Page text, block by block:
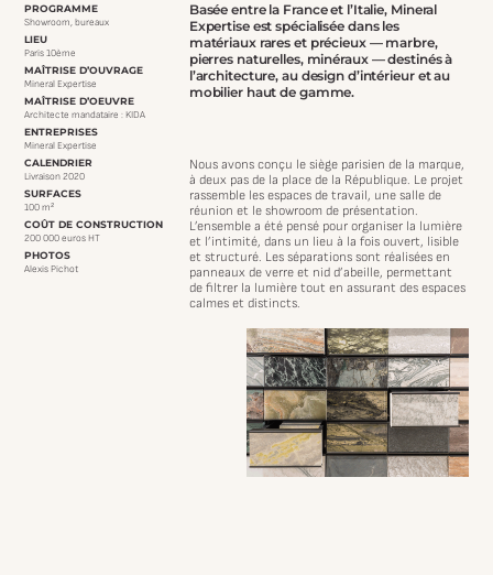
PROGRAMME
Showroom, bureaux
LIEU
Paris 10ème
MAÎTRISE D’OUVRAGE
Mineral Expertise
MAÎTRISE D’OEUVRE
Architecte mandataire : KIDA
ENTREPRISES
Mineral Expertise
CALENDRIER
Livraison 2020
SURFACES
100 m²
COÛT DE CONSTRUCTION
200 000 euros HT
PHOTOS
Alexis Pichot
Basée entre la France et l’Italie, Mineral
Expertise est spécialisée dans les
matériaux rares et précieux — marbre,
pierres naturelles, minéraux — destinés à
l’architecture, au design d’intérieur et au
mobilier haut de gamme.
Nous avons conçu le siège parisien de la marque,
à deux pas de la place de la République. Le projet
rassemble les espaces de travail, une salle de
réunion et le showroom de présentation.
L’ensemble a été pensé pour organiser la lumière
et l’intimité, dans un lieu à la fois ouvert, lisible
et structuré. Les séparations sont réalisées en
panneaux de verre et nid d’abeille, permettant
de filtrer la lumière tout en assurant des espaces
calmes et distincts.